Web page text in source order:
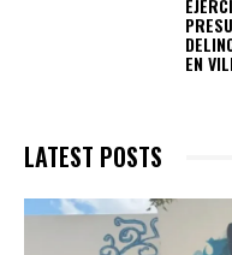
EN
LATEST POSTS